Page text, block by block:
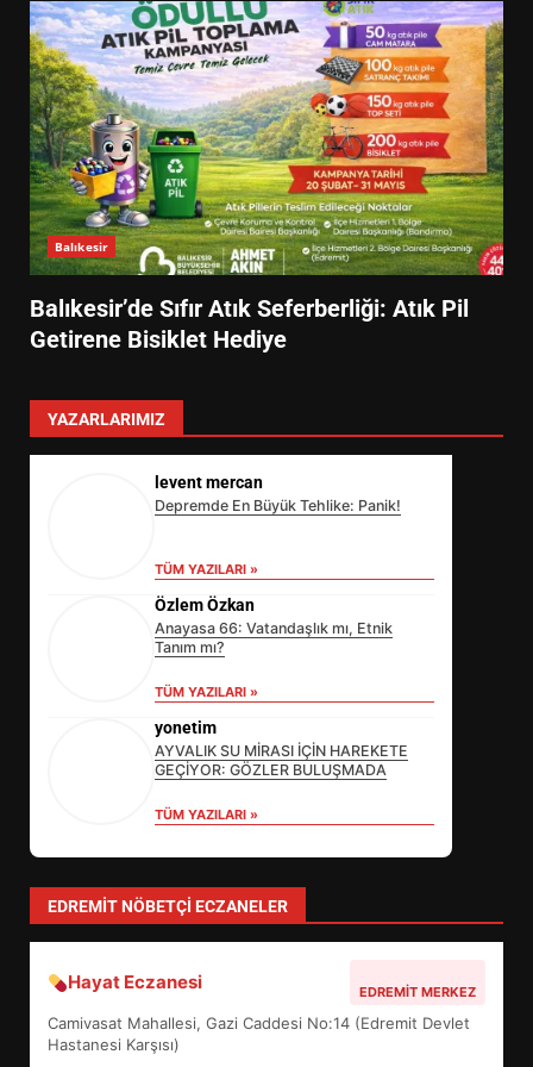
Balıkesir
Balıkesir’de Sıfır Atık Seferberliği: Atık Pil
Getirene Bisiklet Hediye
YAZARLARIMIZ
levent mercan
Depremde En Büyük Tehlike: Panik!
TÜM YAZILARI »
Özlem Özkan
Anayasa 66: Vatandaşlık mı, Etnik
Tanım mı?
TÜM YAZILARI »
yonetim
AYVALIK SU MİRASI İÇİN HAREKETE
GEÇİYOR: GÖZLER BULUŞMADA
TÜM YAZILARI »
İşte O Sır
EDREMIT NÖBETÇI ECZANELER
3
SÜRDÜRÜLEBİLİRLİKTE NE